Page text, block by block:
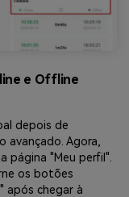
e Offline
depois de
Agora,
página "Meu perfil".
os botões
após chegar à